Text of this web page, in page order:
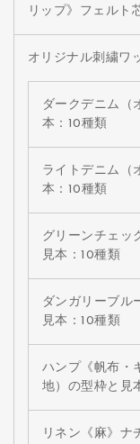
リップ》フェルト
オリジナル刺繍ワ
ダークデニム（
本：10種類
ライトデニム（
本：10種類
グリーンチェッ
見本：10種類
ダンガリーブル
見本：10種類
ハンプ《帆布・
地）の型枠と見
リネン《麻》ナ